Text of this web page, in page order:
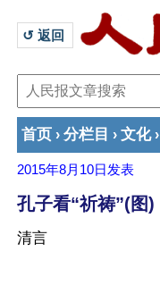
↺ 返回
首页 › 分栏目 › 文化›
2015年8月10日 发表
孔子看“祈祷”(图)
清言